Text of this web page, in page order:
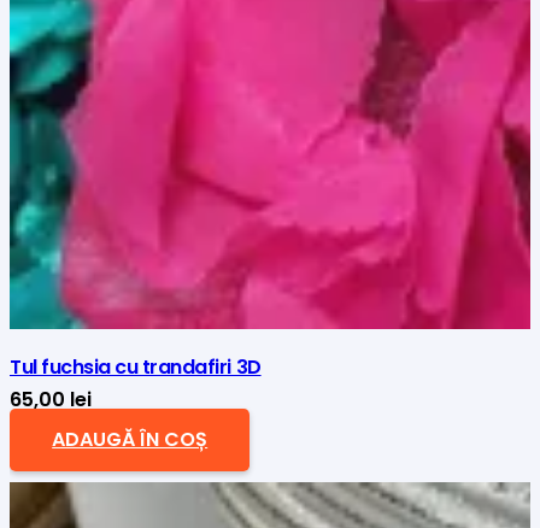
Tul fuchsia cu trandafiri 3D
65,00 lei
ADAUGĂ ÎN COȘ